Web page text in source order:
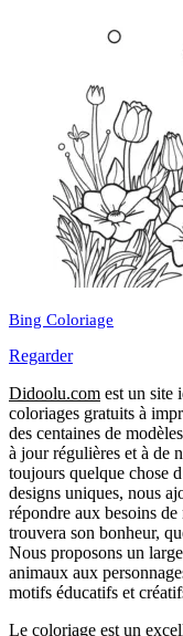
Bing Coloriage
Regarder
Didoolu.com est un site
coloriages gratuits à
des centaines de
à jour régulières et à de
toujours quelque chose
designs uniques, nous
répondre aux besoins de
trouvera son bonheur,
Nous proposons un
animaux aux
motifs éducatifs et
Le coloriage est un